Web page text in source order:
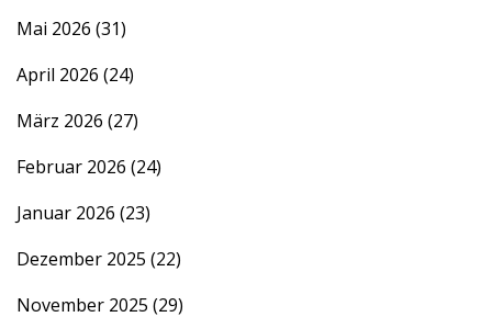
Mai 2026 (31)
April 2026 (24)
März 2026 (27)
Februar 2026 (24)
Januar 2026 (23)
Dezember 2025 (22)
November 2025 (29)